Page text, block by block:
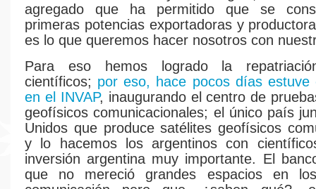
agregado que ha permitido que se
primeras potencias exportadoras y
es lo que queremos hacer nosotros con
Para eso hemos logrado la
científicos; por eso, hace pocos días estuve
en el INVAP, inaugurando el centro de
geofísicos comunicacionales; el único país
Unidos que produce satélites geofísicos
y lo hacemos los argentinos con
inversión argentina muy importante. El
que no mereció grandes espacios en